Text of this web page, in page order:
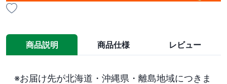
商品説明 商品仕様 レビュー
※お届け先が北海道・沖縄県・離島地域につきま